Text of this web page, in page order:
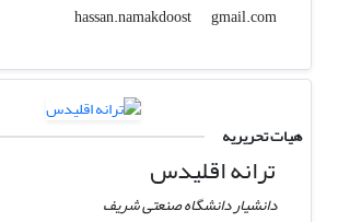
hassan.namakdoost
gmail.com
هیات تحریریه
ترانه اقلیدس
دانشیار دانشگاه صنعتی شریف